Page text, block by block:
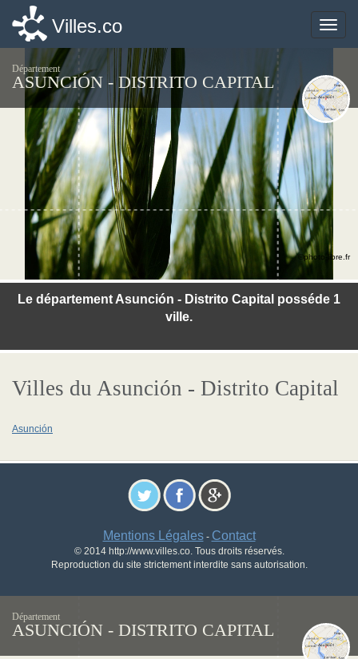
Toggle
Villes.co
Département
ASUNCIÓN - DISTRITO CAPITAL
Le département Asunción - Distrito Capital posséde 1
ville.
©photo-libre.fr
Villes du Asunción - Distrito Capital
Asunción
Mentions Légales- Contact
© 2014 http://www.villes.co. Tous droits réservés.
Reproduction du site strictement interdite sans autorisation.
Toggle
Villes.co
Département
ASUNCIÓN - DISTRITO CAPITAL